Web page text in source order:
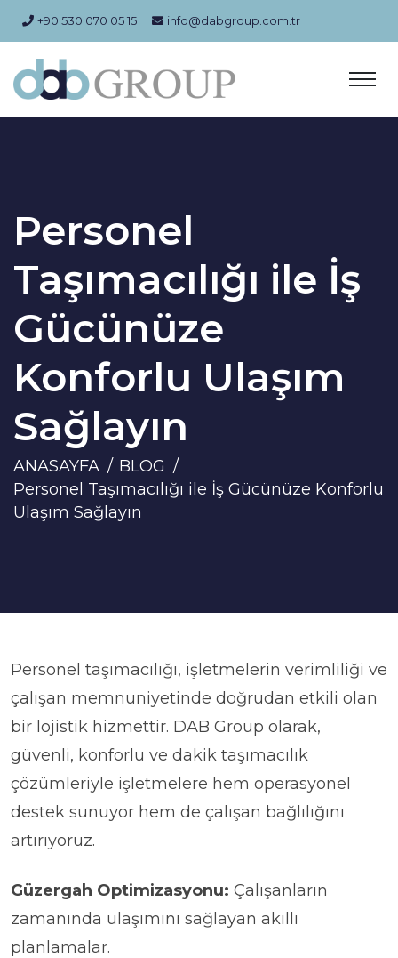
+90 530 070 05 15 info@dabgroup.com.tr
Personel
Taşımacılığı ile İş
Gücünüze
Konforlu Ulaşım
Sağlayın
ANASAYFA
BLOG
Personel Taşımacılığı ile İş Gücünüze Konforlu
Ulaşım Sağlayın
Personel taşımacılığı, işletmelerin verimliliği ve
çalışan memnuniyetinde doğrudan etkili olan
bir lojistik hizmettir. DAB Group olarak,
güvenli, konforlu ve dakik taşımacılık
çözümleriyle işletmelere hem operasyonel
destek sunuyor hem de çalışan bağlılığını
artırıyoruz.
Güzergah Optimizasyonu: Çalışanların
zamanında ulaşımını sağlayan akıllı
planlamalar.